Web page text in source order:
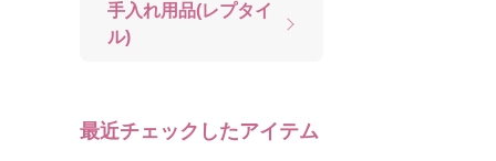
手入れ用品(レプタイ
ル)
最近チェックしたアイテム